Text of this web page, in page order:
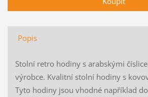
Popis
Stolní retro hodiny s arabskými
výrobce. Kvalitní stolní hodiny s
Tyto hodiny jsou vhodné například